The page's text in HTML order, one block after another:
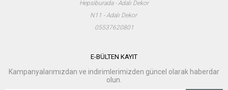
Hepsiburada - Adalı Dekor
N11 - Adalı Dekor
05537620801
E-BÜLTEN KAYIT
Kampanyalarımızdan ve indirimlerimizden güncel olarak haberdar
olun.